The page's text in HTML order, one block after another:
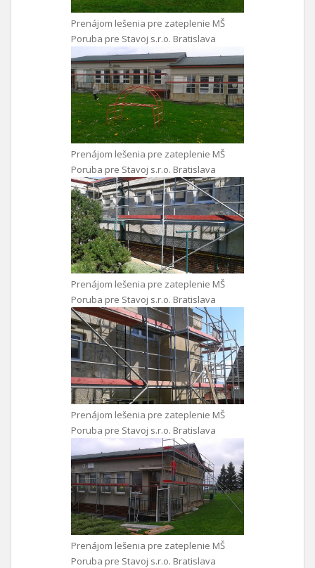
Prenájom lešenia pre zateplenie MŠ
Poruba pre Stavoj s.r.o. Bratislava
Prenájom lešenia pre zateplenie MŠ
Poruba pre Stavoj s.r.o. Bratislava
Prenájom lešenia pre zateplenie MŠ
Poruba pre Stavoj s.r.o. Bratislava
Prenájom lešenia pre zateplenie MŠ
Poruba pre Stavoj s.r.o. Bratislava
Prenájom lešenia pre zateplenie MŠ
Poruba pre Stavoj s.r.o. Bratislava